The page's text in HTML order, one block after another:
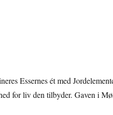
Essernes ét med
for liv den tilbyder. Gaven i